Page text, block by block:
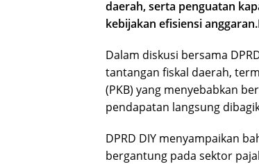
daerah, serta penguatan
kebijakan efisiensi
Dalam diskusi bersama
tantangan fiskal daerah,
(PKB) yang menyebabkan
pendapatan langsung
DPRD DIY menyampaikan
bergantung pada sektor